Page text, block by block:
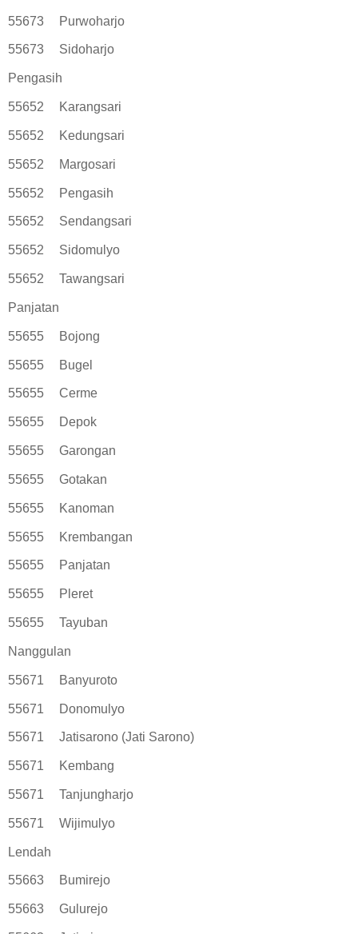
55673 Purwoharjo
55673 Sidoharjo
Pengasih
55652 Karangsari
55652 Kedungsari
55652 Margosari
55652 Pengasih
55652 Sendangsari
55652 Sidomulyo
55652 Tawangsari
Panjatan
55655 Bojong
55655 Bugel
55655 Cerme
55655 Depok
55655 Garongan
55655 Gotakan
55655 Kanoman
55655 Krembangan
55655 Panjatan
55655 Pleret
55655 Tayuban
Nanggulan
55671 Banyuroto
55671 Donomulyo
55671 Jatisarono (Jati Sarono)
55671 Kembang
55671 Tanjungharjo
55671 Wijimulyo
Lendah
55663 Bumirejo
55663 Gulurejo